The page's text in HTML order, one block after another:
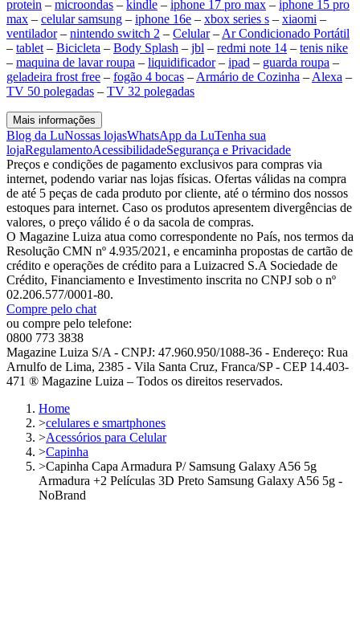
protein – microondas – kindle – iphone 17 pro max – iphone 15 pro
max – celular samsung – iphone 16e – xbox series s – xiaomi –
ventilador– nintendo switch 2 – Celular– Ar Condicionado Portátil
– tablet – Bicicleta – Body Splash – jbl – redmi note 14 – tenis nike
– maquina de lavar roupa – liquidificador– ipad – guarda roupa –
geladeira frost free – fogão 4 bocas – Armário de Cozinha – Alexa –
TV 50 polegadas – TV 32 polegadas
Mais informações
Blog da LuNossas lojasWhatsApp da LuTenha sua
lojaRegulamentoAcessibilidadeSegurança e Privacidade
Preços e condições de pagamento exclusivos para compras via
internet, podendo variar nas lojas físicas. Ofertas válidas na compra
de até 5 peças de cada produto por cliente, até o término dos nossos
estoques para internet. Caso os produtos apresentem divergências de
valores, o preço válido é o da sacola de compras.
O Magazine Luiza atua como correspondente no País, nos termos da
Resolução CMN nº 4.935/2021, e encaminha propostas de cartão de
crédito e operações de crédito para a Luizacred S.A Sociedade de
Crédito, Financiamento e Investimento inscrita no CNPJ sob o nº
02.206.577/0001-80.
Compre pelo chat
ou compre pelo telefone:
0800 773 3838
Magazine Luiza S/A - CNPJ: 47.960.950/1088-36 - Endereço: Rua
Arnulfo de Lima, 2385 - Vila Santa Cruz, Franca/SP - CEP 14.403-
471 ® Magazine Luiza – Todos os direitos reservados.
Home
>celulares e smartphones
>Acessórios para Celular
>Capinha
>Capinha Capa Armadura P/ Samsung Galaxy A56 5g
Armadura +2 Películas 3D Preto Samsung Galaxy A56 5g -
NoBrand